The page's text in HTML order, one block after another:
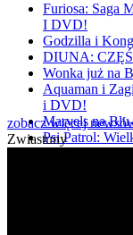
Furiosa:
I DVD!
Godzilla i
DIUNA:
Wonka już na
Aquaman i
i DVD!
Marvels na
Psi Patrol:
zobacz więcej
Zwiastuny